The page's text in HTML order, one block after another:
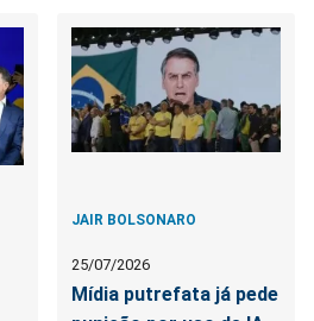
JAIR BOLSONARO
25/07/2026
Mídia putrefata já pede